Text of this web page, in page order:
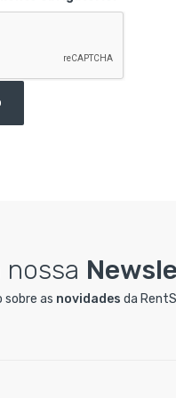
nossa
sobre as novidades da